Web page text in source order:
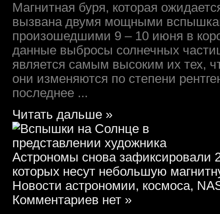
Магнитная буря, которая
вызвана двумя мощными
произошедшими 9 – 10 июня в
данные выбросы солнечных
является самым высоким их тех,
они изменяются по степени
последнее ...
Читать дальше »
Астрономы снова
которых несут небольшую
Новости астрономии, космоса,
Комментариев нет »